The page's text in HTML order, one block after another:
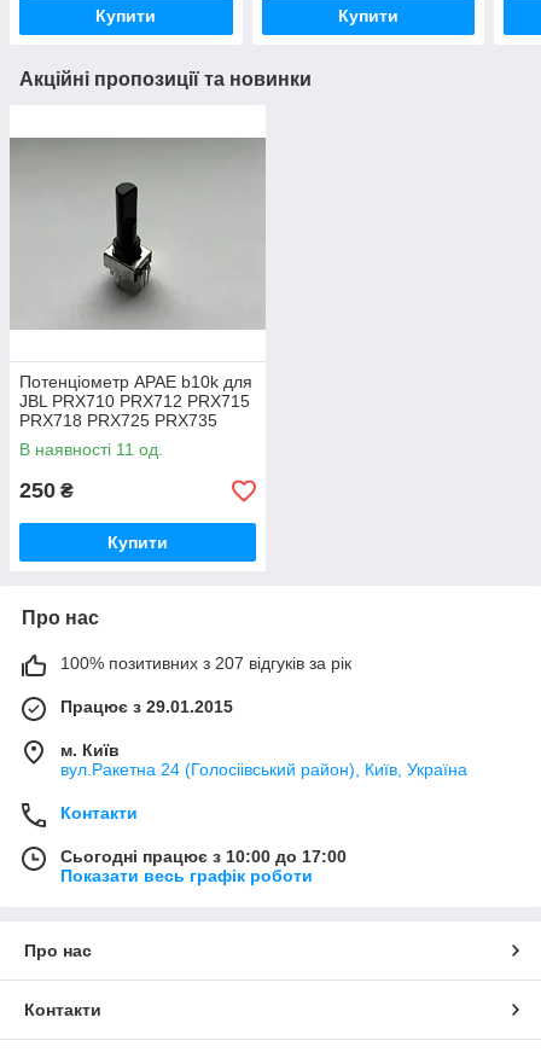
Купити Купити
Акційні пропозиції та новинки
Потенціометр APAE b10k для
JBL PRX710 PRX712 PRX715
PRX718 PRX725 PRX735
PRX815 PRX835 PRX825
В наявності 11 од.
250 ₴
Купити
Про нас
100% позитивних з 207 відгуків за рік
Працює з 29.01.2015
м. Київ
вул.Ракетна 24 (Голосіівський район), Київ, Україна
Контакти
Сьогодні працює з 10:00 до 17:00
Показати весь графік роботи
Про нас
Контакти